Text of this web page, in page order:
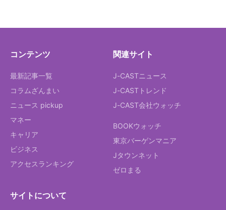
コンテンツ
最新記事一覧
コラムざんまい
ニュース pickup
マネー
キャリア
ビジネス
アクセスランキング
関連サイト
J-CASTニュース
J-CASTトレンド
J-CAST会社ウォッチ
BOOKウォッチ
東京バーゲンマニア
Jタウンネット
ゼロまる
サイトについて